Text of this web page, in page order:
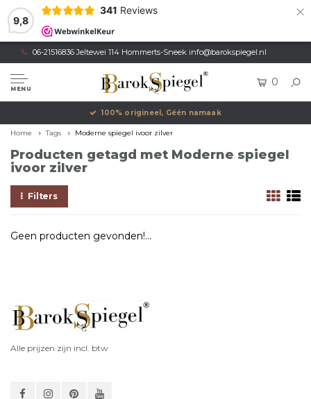
9,8
341 Reviews ×
06-21516836 Jeltewei 114 Hommerts-Sneek info@barokspiegel.nl
MENU
0
100% origineel, Géén namaak
Home Tags Moderne spiegel ivoor zilver
Producten getagd met Moderne spiegel
ivoor zilver
Filters
Geen producten gevonden!...
Alle prijzen zijn incl. btw